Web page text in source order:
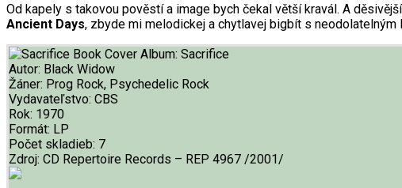
Od kapely s takovou pověstí a image bych čekal větší kravál. A
Ancient Days, zbyde mi melodickej a chytlavej bigbít s neodolatelným
Album: Sacrifice
Autor: Black Widow
Žáner: Prog Rock, Psychedelic Rock
Vydavateľstvo: CBS
Rok: 1970
Formát: LP
Počet skladieb: 7
Zdroj: CD Repertoire Records – REP 4967 /2001/